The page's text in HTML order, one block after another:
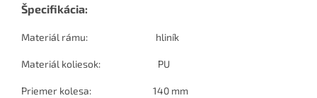
Špecifikácia:
Materiál rámu: hliník
Materiál koliesok: PU
Priemer kolesa: 140 mm